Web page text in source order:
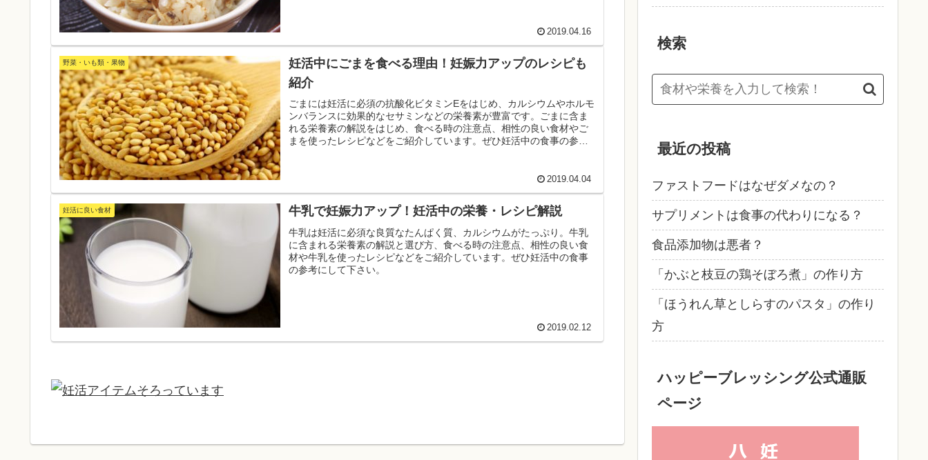
2019.04.16
野菜・いも類・果物
妊活中にごまを食べる理由！妊娠力アップのレシピも
紹介
ごまには妊活に必須の抗酸化ビタミンEをはじめ、カルシウムやホルモ
ンバランスに効果的なセサミンなどの栄養素が豊富です。ごまに含ま
れる栄養素の解説をはじめ、食べる時の注意点、相性の良い食材やご
まを使ったレシピなどをご紹介しています。ぜひ妊活中の食事の参考
2019.04.04
妊活に良い食材 牛乳で妊娠力アップ！妊活中の栄養・レシピ解説
牛乳は妊活に必須な良質なたんぱく質、カルシウムがたっぷり。牛乳
に含まれる栄養素の解説と選び方、食べる時の注意点、相性の良い食
材や牛乳を使ったレシピなどをご紹介しています。ぜひ妊活中の食事
の参考にして下さい。
2019.02.12
検索
最近の投稿
ファストフードはなぜダメなの？
サプリメントは食事の代わりになる？
食品添加物は悪者？
「かぶと枝豆の鶏そぼろ煮」の作り方
「ほうれん草としらすのパスタ」の作り
方
ハッピーブレッシング公式通販
ページ